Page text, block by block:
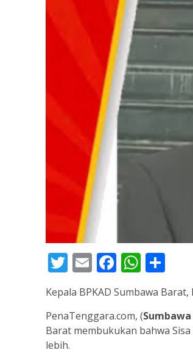
Twitter
EmailFacebook
Kepala BPKAD Sumbawa
PenaTenggara.com, (
Barat membukukan bahwa
lebih.